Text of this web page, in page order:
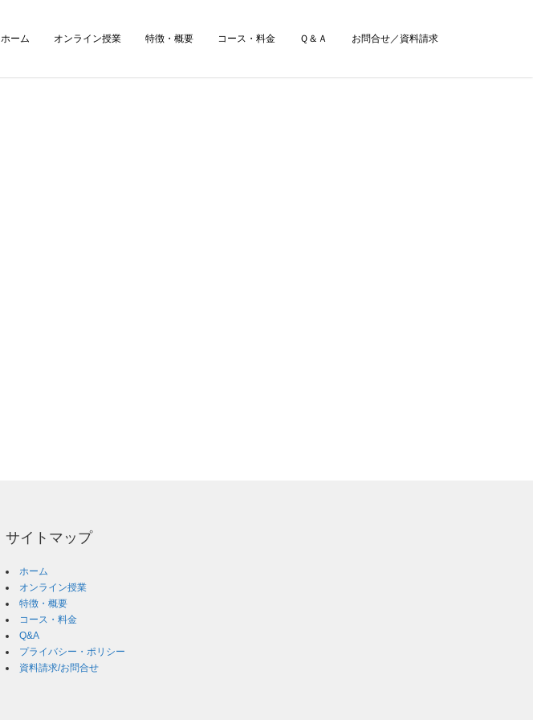
ホーム オンライン授業 特徴・概要 コース・料金 Ｑ＆Ａ お問合せ／資料請求
サイトマップ
ホーム
オンライン授業
特徴・概要
コース・料金
Q&A
プライバシー・ポリシー
資料請求/お問合せ